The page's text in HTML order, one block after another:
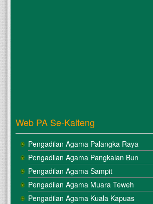
Web PA Se-Kalteng
Pengadilan Agama Palangka Raya
Pengadilan Agama Pangkalan Bun
Pengadilan Agama Sampit
Pengadilan Agama Muara Teweh
Pengadilan Agama Kuala Kapuas